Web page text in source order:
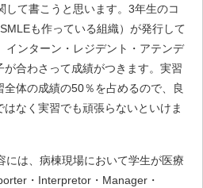
して書こうと思います。3年生のコ
も作っている組織）が発行して
インターン・レジデント・アテンデ
が合わさって成績がつきます。実習
体の成績の50％を占めるので、良
なく実習でも頑張らないといけま
には、病棟現場において学生が医療
・Interpretor・Manager・